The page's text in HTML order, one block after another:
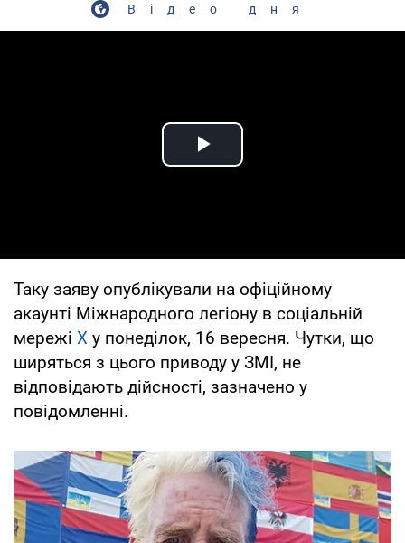
Відео дня
Play Video
Таку заяву опублікували на офіційному
акаунті Міжнародного легіону в соціальній
мережі Х у понеділок, 16 вересня. Чутки, що
ширяться з цього приводу у ЗМІ, не
відповідають дійсності, зазначено у
повідомленні.